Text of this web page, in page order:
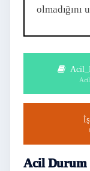
olmadığını
Acil Durum